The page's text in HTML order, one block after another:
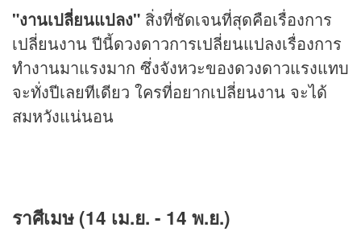
"งานเปลี่ยนแปลง" สิ่งที่ชัดเจนที่สุดคือเรื่องการ
เปลี่ยนงาน ปีนี้ดวงดาวการเปลี่ยนแปลงเรื่องการ
ทำงานมาแรงมาก ซึ่งจังหวะของดวงดาวแรงแทบ
จะทั่งปีเลยทีเดียว ใครที่อยากเปลี่ยนงาน จะได้
สมหวังแน่นอน
ราศีเมษ (14 เม.ย. - 14 พ.ย.)